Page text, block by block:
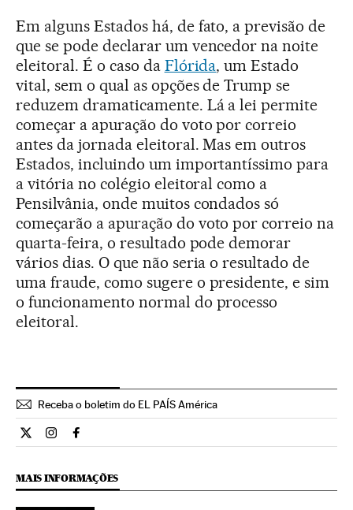
Em alguns Estados há, de fato, a previsão de
que se pode declarar um vencedor na noite
eleitoral. É o caso da Flórida, um Estado
vital, sem o qual as opções de Trump se
reduzem dramaticamente. Lá a lei permite
começar a apuração do voto por correio
antes da jornada eleitoral. Mas em outros
Estados, incluindo um importantíssimo para
a vitória no colégio eleitoral como a
Pensilvânia, onde muitos condados só
começarão a apuração do voto por correio na
quarta-feira, o resultado pode demorar
vários dias. O que não seria o resultado de
uma fraude, como sugere o presidente, e sim
o funcionamento normal do processo
eleitoral.
Receba o boletim do EL PAÍS América
Internacional El País Brasil en Twitter
Internacional El País Brasil en Instagram
Internacional El País Brasil en Facebook
MAIS INFORMAÇÕES